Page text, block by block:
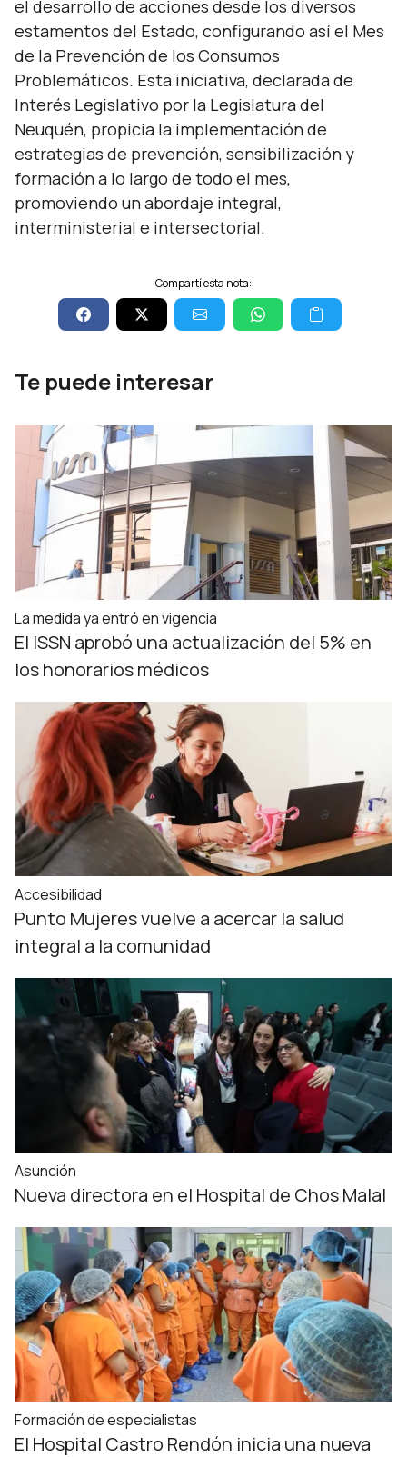
el desarrollo de acciones desde los diversos
estamentos del Estado, configurando así el Mes
de la Prevención de los Consumos
Problemáticos. Esta iniciativa, declarada de
Interés Legislativo por la Legislatura del
Neuquén, propicia la implementación de
estrategias de prevención, sensibilización y
formación a lo largo de todo el mes,
promoviendo un abordaje integral,
interministerial e intersectorial.
Compartí esta nota:
Te puede interesar
La medida ya entró en vigencia
El ISSN aprobó una actualización del 5% en
los honorarios médicos
Accesibilidad
Punto Mujeres vuelve a acercar la salud
integral a la comunidad
Asunción
Nueva directora en el Hospital de Chos Malal
Formación de especialistas
El Hospital Castro Rendón inicia una nueva